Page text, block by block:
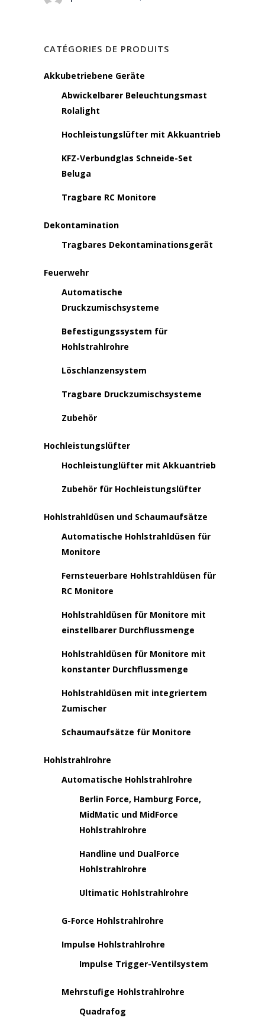
CATÉGORIES DE PRODUITS
Akkubetriebene Geräte
Abwickelbarer Beleuchtungsmast
Rolalight
Hochleistungslüfter mit Akkuantrieb
KFZ-Verbundglas Schneide-Set
Beluga
Tragbare RC Monitore
Dekontamination
Tragbares Dekontaminationsgerät
Feuerwehr
Automatische
Druckzumischsysteme
Befestigungssystem für
Hohlstrahlrohre
Löschlanzensystem
Tragbare Druckzumischsysteme
Zubehör
Hochleistungslüfter
Hochleistunglüfter mit Akkuantrieb
Zubehör für Hochleistungslüfter
Hohlstrahldüsen und Schaumaufsätze
Automatische Hohlstrahldüsen für
Monitore
Fernsteuerbare Hohlstrahldüsen für
RC Monitore
Hohlstrahldüsen für Monitore mit
einstellbarer Durchflussmenge
Hohlstrahldüsen für Monitore mit
konstanter Durchflussmenge
Hohlstrahldüsen mit integriertem
Zumischer
Schaumaufsätze für Monitore
Hohlstrahlrohre
Automatische Hohlstrahlrohre
Berlin Force, Hamburg Force,
MidMatic und MidForce
Hohlstrahlrohre
Handline und DualForce
Hohlstrahlrohre
Ultimatic Hohlstrahlrohre
G-Force Hohlstrahlrohre
Impulse Hohlstrahlrohre
Impulse Trigger-Ventilsystem
Mehrstufige Hohlstrahlrohre
Quadrafog